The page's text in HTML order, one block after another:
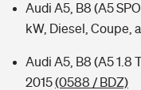
Audi A5, B8 (A5
kW, Diesel, Coupe,
Audi A5, B8 (A5 1.8
2015(0588 / BDZ)